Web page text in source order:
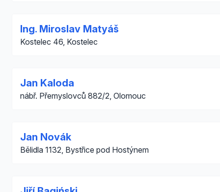
Ing. Miroslav Matyáš
Kostelec 46, Kostelec
Jan Kaloda
nábř. Přemyslovců 882/2, Olomouc
Jan Novák
Bělidla 1132, Bystřice pod Hostýnem